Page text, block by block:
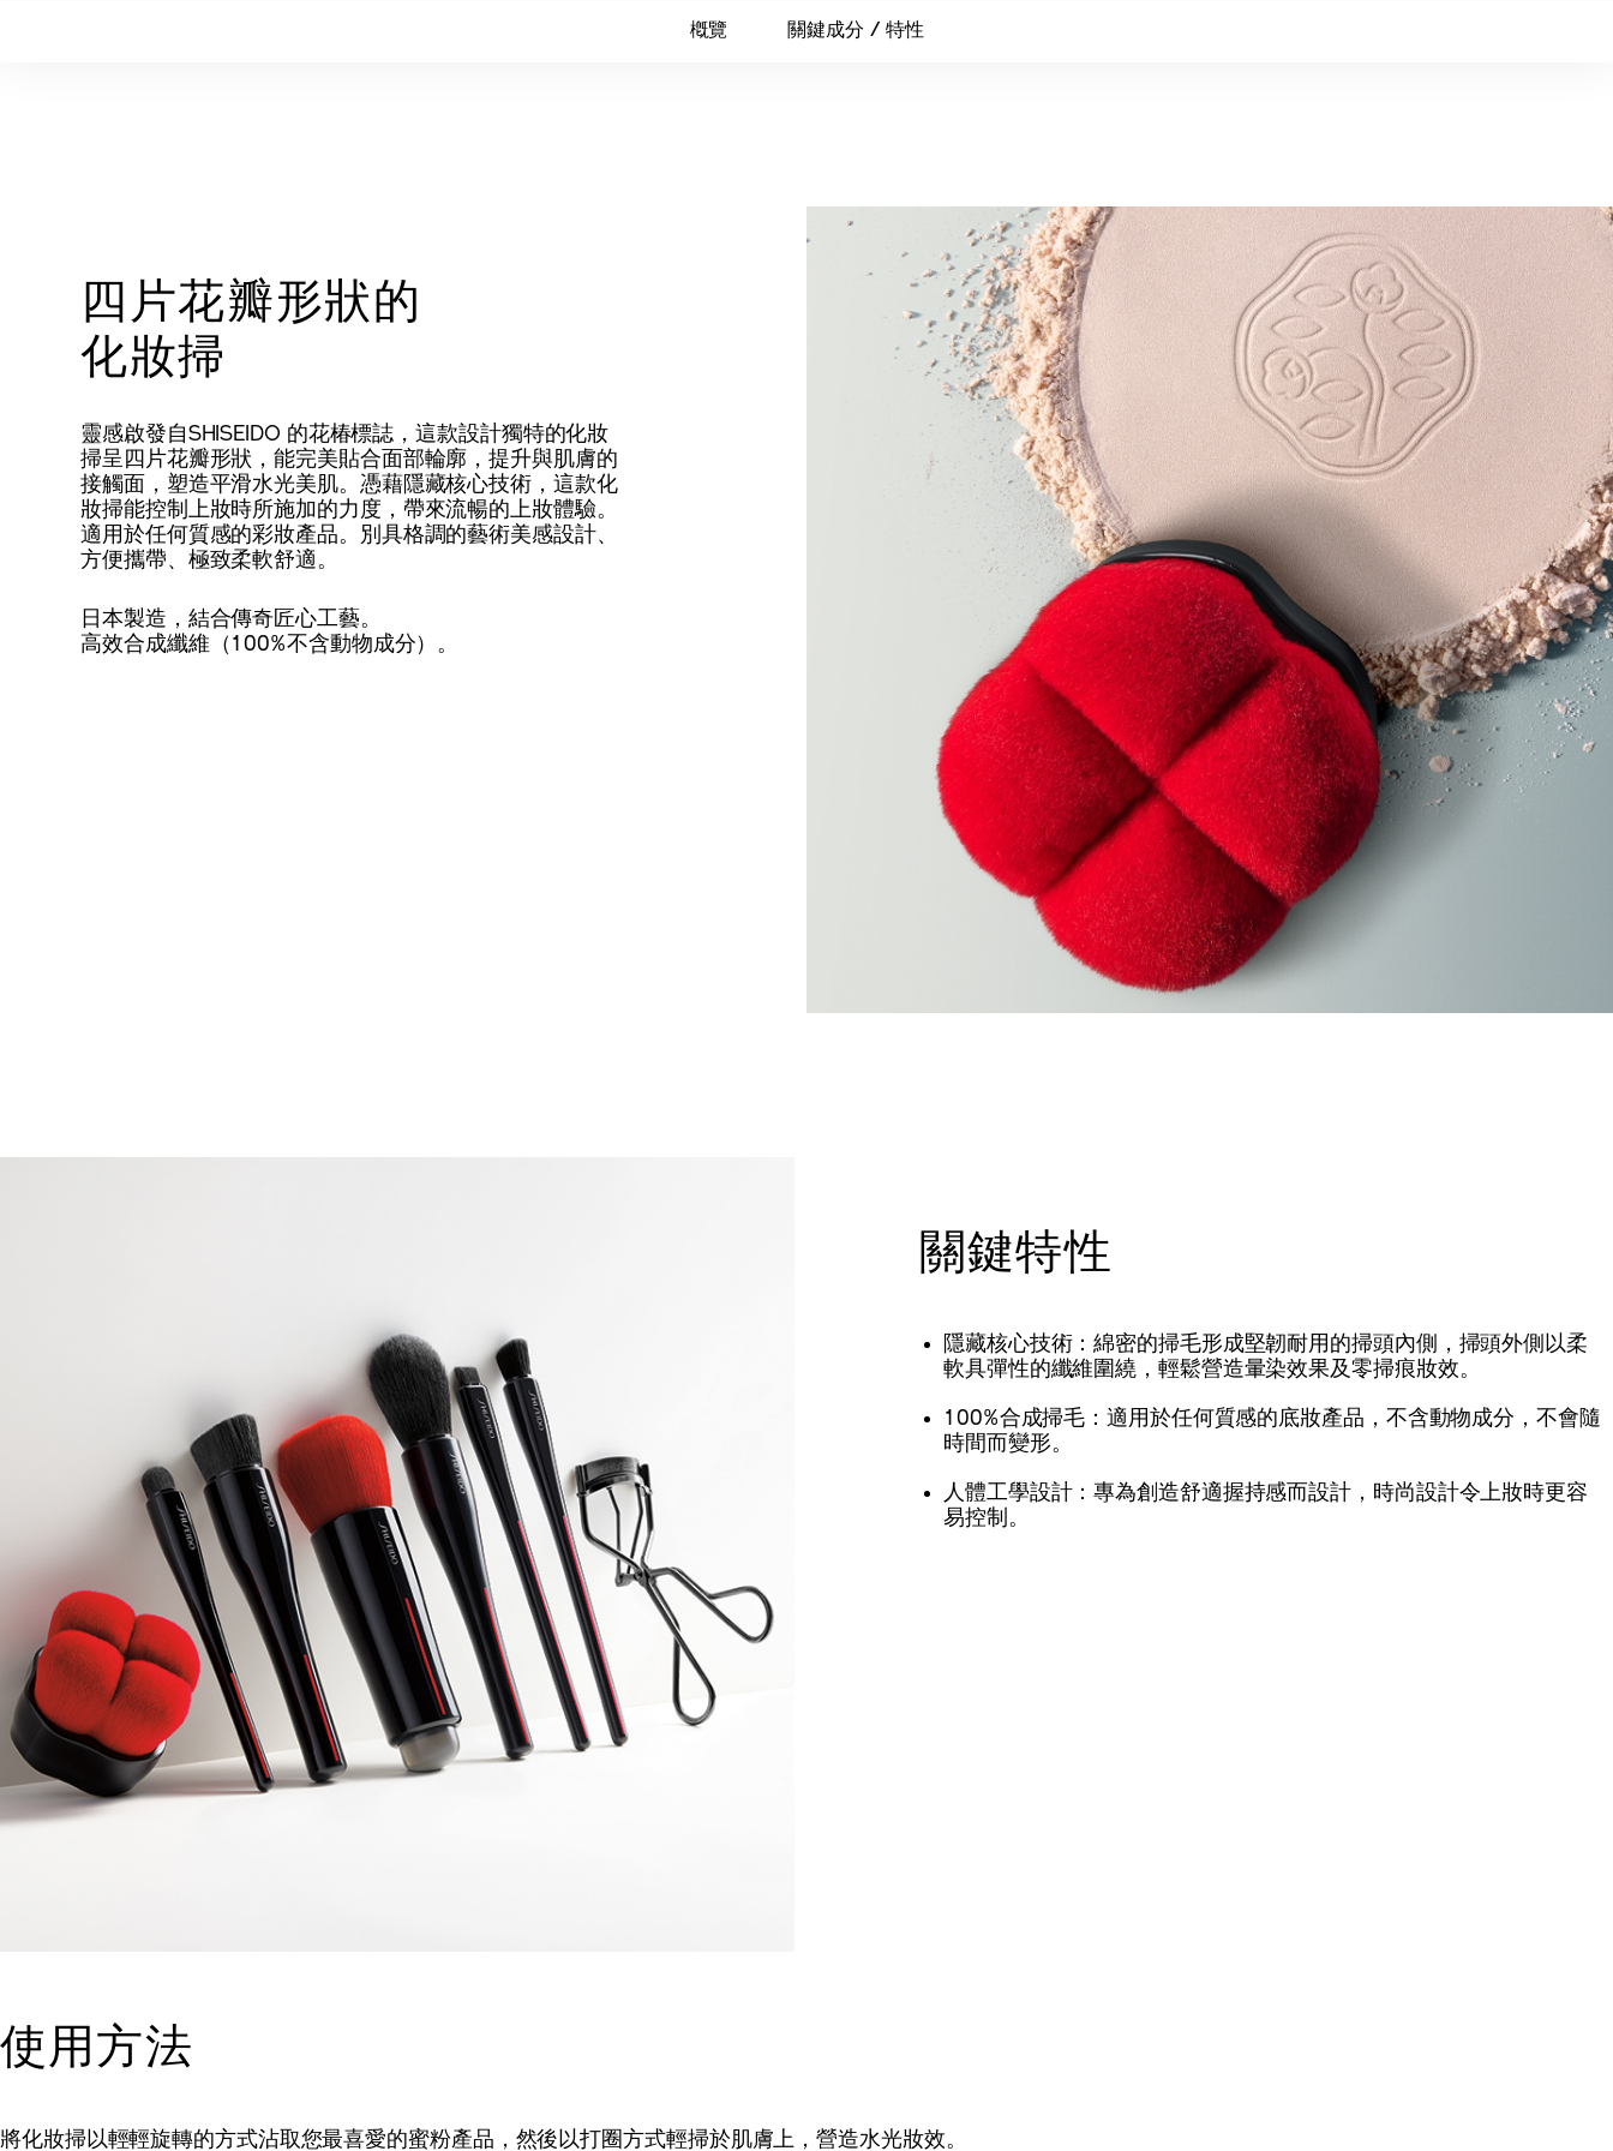
槪覽 關鍵成分 / 特性
四片花瓣形狀的
化妝掃
靈感啟發自SHISEIDO 的花椿標誌，這款設計獨特的化妝
掃呈四片花瓣形狀，能完美貼合面部輪廓，提升與肌膚的
接觸面，塑造平滑水光美肌。憑藉隱藏核心技術，這款化
妝掃能控制上妝時所施加的力度，帶來流暢的上妝體驗。
適用於任何質感的彩妝產品。別具格調的藝術美感設計、
方便攜帶、極致柔軟舒適。
日本製造，結合傳奇匠心工藝。
高效合成纖維（100%不含動物成分）。
關鍵特性
隱藏核心技術：綿密的掃毛形成堅韌耐用的掃頭內側，掃頭外側以柔
軟具彈性的纖維圍繞，輕鬆營造暈染效果及零掃痕妝效。
100%合成掃毛：適用於任何質感的底妝產品，不含動物成分，不會隨
時間而變形。
人體工學設計：專為創造舒適握持感而設計，時尚設計令上妝時更容
易控制。
使用方法
將化妝掃以輕輕旋轉的方式沾取您最喜愛的蜜粉產品，然後以打圈方式輕掃於肌膚上，營造水光妝效。